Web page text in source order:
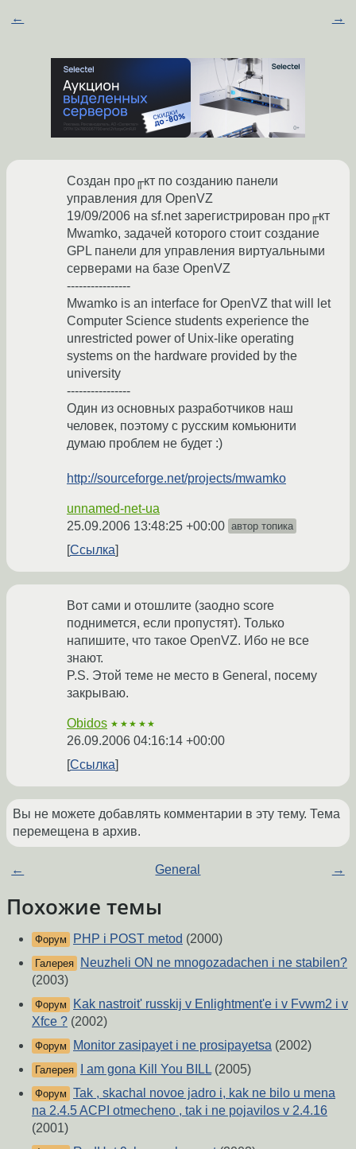
← →
Создан про╓кт по созданию панели
управления для OpenVZ
19/09/2006 на sf.net зарегистрирован про╓кт
Mwamko, задачей которого стоит создание
GPL панели для управления виртуальными
серверами на базе OpenVZ
----------------
Mwamko is an interface for OpenVZ that will let
Computer Science students experience the
unrestricted power of Unix-like operating
systems on the hardware provided by the
university
----------------
Один из основных разработчиков наш
человек, поэтому с русским комьюнити
думаю проблем не будет :)
http://sourceforge.net/projects/mwamko
unnamed-net-ua
25.09.2006 13:48:25 +00:00 автор топика
Ссылка
Вот сами и отошлите (заодно score
поднимется, если пропустят). Только
напишите, что такое OpenVZ. Ибо не все
знают.
P.S. Этой теме не место в General, посему
закрываю.
Obidos ★★★★★
26.09.2006 04:16:14 +00:00
Ссылка
Вы не можете добавлять комментарии в эту тему. Тема
перемещена в архив.
← General →
Похожие темы
Форум PHP i POST metod (2000)
Галерея
Neuzheli ON ne mnogozadachen i ne stabilen?
(2003)
Форум
Kak nastroit' russkij v Enlightment'e i v Fvwm2 i v
Xfce ? (2002)
Форум Monitor zasipayet i ne prosipayetsa (2002)
Галерея I am gona Kill You BILL (2005)
Форум Tak , skachal novoe jadro i, kak ne bilo u mena
na 2.4.5 ACPI otmecheno , tak i ne pojavilos v 2.4.16
(2001)